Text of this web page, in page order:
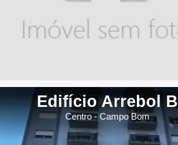
Edifício Arrebol B
Centro - Campo Bom